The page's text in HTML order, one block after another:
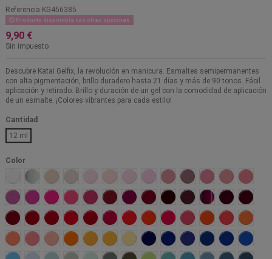
Referencia KG456385
Producto disponible con otras opciones
9,90 €
Sin impuesto
Descubre Katai Gelfix, la revolución en manicura. Esmaltes semipermanentes
con alta pigmentación, brillo duradero hasta 21 días y más de 90 tonos. Fácil
aplicación y retirado. Brillo y duración de un gel con la comodidad de aplicación
de un esmalte. ¡Colores vibrantes para cada estilo!
Cantidad
12 ml
Color
Alaska Carrara Praga MonacoParis Budelli Aruba Bahamas
Tokio ToulouseMaui ColoradoMarsala
Gandia JamaicaHitachi Algarve Kotor BarbadosVarsoviaMalaga Ginebra Bolonia Agra BorgoñaJerte
Oslo Copacabana
Osaka Coachella
Tahiti Onil CarcassoneMarrakech
Malibu Bali Nepal SalomonJaipur
Uluru Malta Barcelona
Phuket Costa RicaCancun Hawaii Seul VancouverToscanaSkagen CuowomoAzores